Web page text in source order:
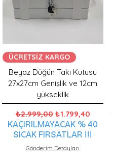
ÜCRETSİZ KARGO
Beyaz Düğün Takı Kutusu
27x27cm Genişlik ve 12cm
yükseklik
Normal Fiyat
₺2.999,00 İndirimli Fiyat
₺1.799,40
KAÇIRILMAYACAK % 40
SICAK FIRSATLAR !!!
Gönderim Detayları